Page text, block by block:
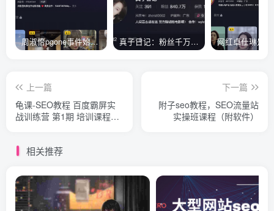
周淑怡pgone事件始末，周淑怡现状 真子日记：粉丝千万的真子日记是最懂反转的网红吗？
上一篇
龟课-SEO教程 百度霸屏实
战训练营 第1期 培训课程视
下一篇
附子seo教程，SEO流量站
实操班课程（附软件）
相关推荐